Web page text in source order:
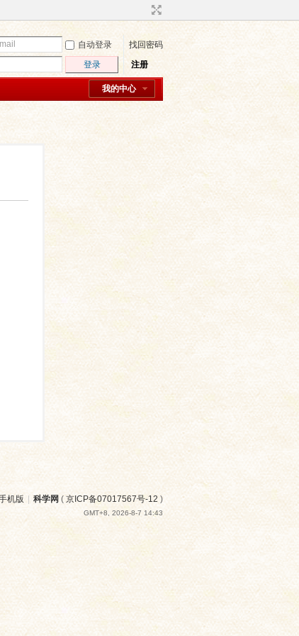
自动登录
找回密码
登录 注册
我的中心
机版 | 科学网 ( 京ICP备07017567号-12 )
GMT+8, 2026-8-7 14:43